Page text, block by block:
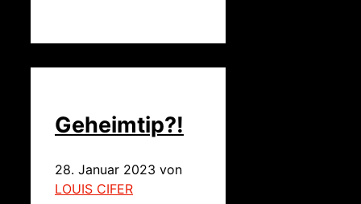
Geheimtip?!
28. Januar 2023 von
LOUIS CIFER